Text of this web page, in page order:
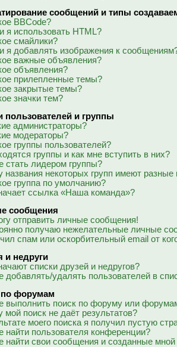
сообщений и типы
BBCode?
я использовать HTML?
смайлики?
я добавлять изображения к
важные объявления?
объявления?
прилепленные темы?
закрытые темы?
значки тем?
пользователей и группы
администраторы?
модераторы?
группы пользователей?
группы и как мне вступить в них?
стать лидером группы?
названия некоторых групп имеют разные
группа по умолчанию?
ссылка «Наша команда»?
сообщения
отправить личные сообщения!
получаю нежелательные личные
спам или оскорбительный email от
и недруги
списки друзей и недругов?
добавлять/удалять пользователей в
по форумам
выполнить поиск по форуму или
мой поиск не даёт результатов?
моего поиска я получил пустую
найти пользователя конференции?
найти свои сообщения и созданные